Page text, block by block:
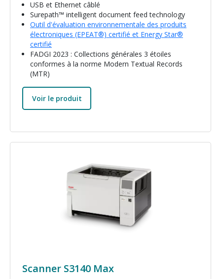
USB et Ethernet câblé
Surepath™ intelligent document feed technology
Outil d'évaluation environnementale des produits
électroniques (EPEAT®) certifié et Energy Star®
certifié
FADGI 2023 : Collections générales 3 étoiles
conformes à la norme Modern Textual Records
(MTR)
Voir le produit
Scanner S3140 Max